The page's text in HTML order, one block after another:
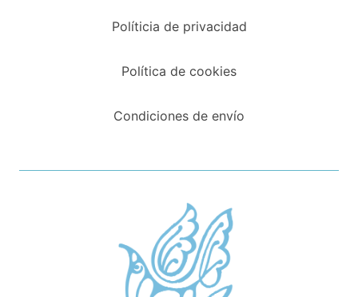
Políticia de privacidad
Política de cookies
Condiciones de envío